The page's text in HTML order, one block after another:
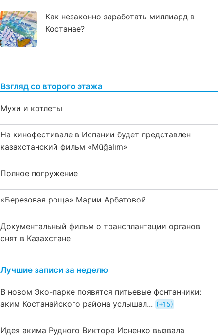
Как незаконно заработать миллиард в
Костанае?
Взгляд со второго этажа
Мухи и котлеты
На кинофестивале в Испании будет представлен
казахстанский фильм «Mūğalım»
Полное погружение
«Березовая роща» Марии Арбатовой
Документальный фильм о трансплантации органов
снят в Казахстане
Лучшие записи за неделю
В новом Эко-парке появятся питьевые фонтанчики:
аким Костанайского района услышал...
+15
Идея акима Рудного Виктора Ионенко вызвала